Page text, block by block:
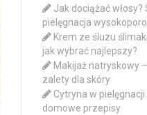
Jak dociążać
pielęgnacja
Krem ze śluzu
jak wybrać najlepszy?
Makijaż natryskowy
zalety dla skóry
Cytryna w
domowe przepisy